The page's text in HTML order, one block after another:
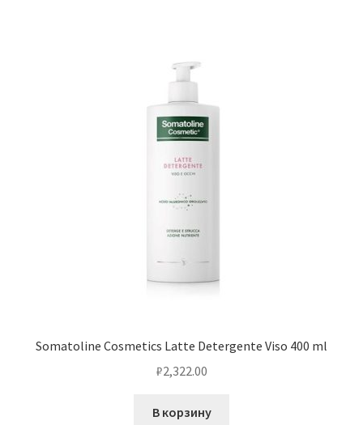
Somatoline Cosmetics Latte Detergente Viso 400 ml
₽2,322.00
В корзину